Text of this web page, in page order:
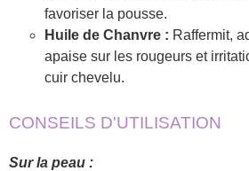
favoriser la pousse.
Huile de Chanvre : Raffermit,
apaise sur les rougeurs et
cuir chevelu.
CONSEILS D'UTILISATION
Sur la peau :